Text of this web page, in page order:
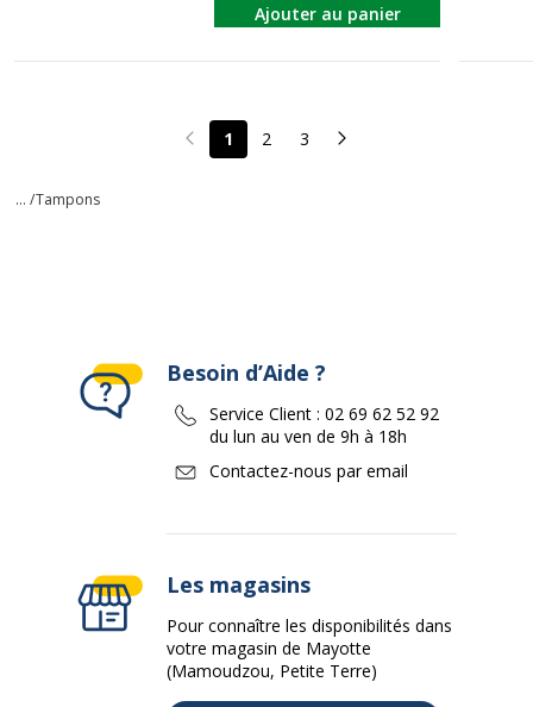
Ajouter au panier
Page précédente
1 2 3 Page suivante
... /Tampons
Besoin d’Aide ?
Service Client : 02 69 62 52 92
du lun au ven de 9h à 18h
Contactez-nous par email
Les magasins
Pour connaître les disponibilités dans
votre magasin de Mayotte
(Mamoudzou, Petite Terre)